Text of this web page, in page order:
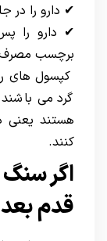
✔ دارو را در
✔ دارو را
برچسب مصرف
کپسول های
گرد می
هستند یعنی
کنند.
اگر
قدم